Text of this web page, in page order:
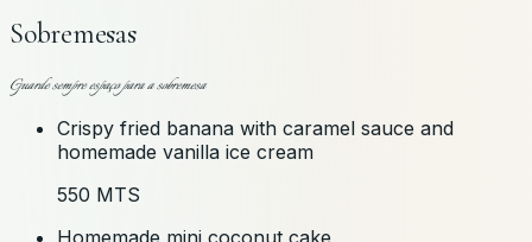
Sobremesas
Guarde sempre espaço para a sobremesa
Crispy fried banana with caramel sauce and
homemade vanilla ice cream
550 MTS
Homemade mini coconut cake